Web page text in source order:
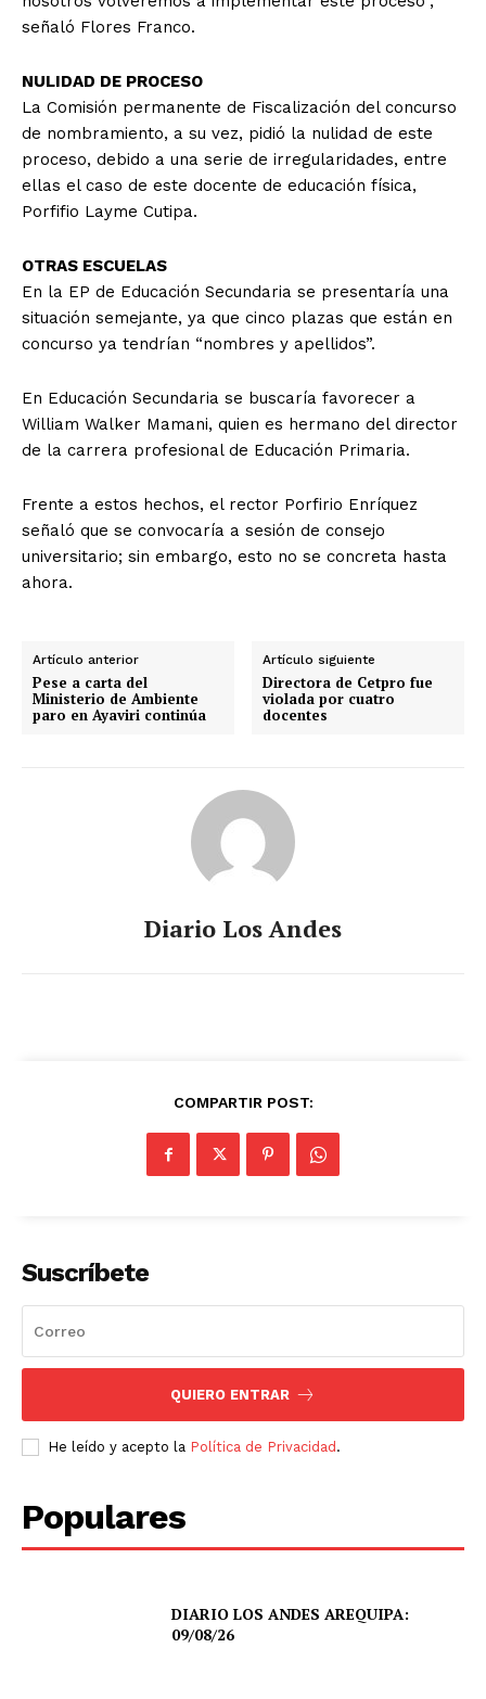
señaló Flores Franco.
NULIDAD DE PROCESO
La Comisión permanente de Fiscalización del concurso
de nombramiento, a su vez, pidió la nulidad de este
proceso, debido a una serie de irregularidades, entre
ellas el caso de este docente de educación física,
Porfifio Layme Cutipa.
OTRAS ESCUELAS
En la EP de Educación Secundaria se presentaría una
situación semejante, ya que cinco plazas que están en
concurso ya tendrían “nombres y apellidos”.
En Educación Secundaria se buscaría favorecer a
William Walker Mamani, quien es hermano del director
de la carrera profesional de Educación Primaria.
Frente a estos hechos, el rector Porfirio Enríquez
señaló que se convocaría a sesión de consejo
universitario; sin embargo, esto no se concreta hasta
ahora.
Artículo anterior
Pese a carta del
Ministerio de Ambiente
paro en Ayaviri continúa
Artículo siguiente
Directora de Cetpro fue
violada por cuatro
docentes
Diario Los Andes
COMPARTIR POST:
Suscríbete
QUIERO ENTRAR
He leído y acepto la Política de Privacidad .
Populares
DIARIO LOS ANDES AREQUIPA:
09/08/26